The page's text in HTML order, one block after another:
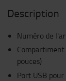
Description
Numéro de
pouces)
Port USB